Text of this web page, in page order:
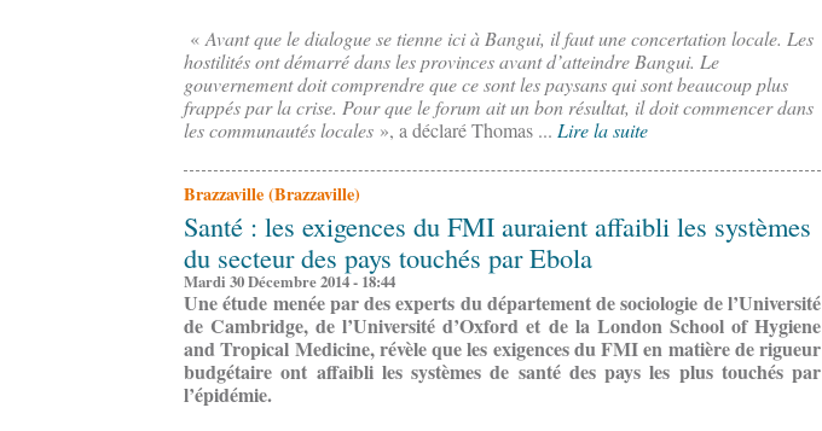
« Avant que le dialogue se tienne ici à Bangui, il faut une concertation locale. Les
hostilités ont démarré dans les provinces avant d’atteindre Bangui. Le
gouvernement doit comprendre que ce sont les paysans qui sont beaucoup plus
frappés par la crise. Pour que le forum ait un bon résultat, il doit commencer dans
les communautés locales », a déclaré Thomas ... Lire la suite
Brazzaville (Brazzaville)
Santé : les exigences du FMI auraient affaibli les systèmes
du secteur des pays touchés par Ebola
Mardi 30 Décembre 2014 - 18:44
Une étude menée par des experts du département de sociologie de l’Université
de Cambridge, de l’Université d’Oxford et de la London School of Hygiene
and Tropical Medicine, révèle queles exigences du FMI en matière de rigueur
budgétaire ont affaibli les systèmes de santé des pays les plus touchés par
l’épidémie.